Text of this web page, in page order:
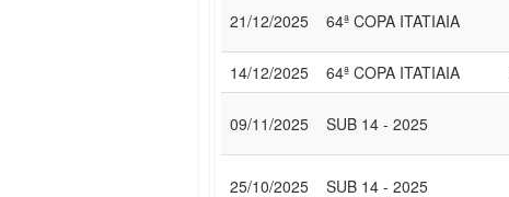
21/12/2025 64ª COPA ITATIAIA
14/12/2025
64ª COPA ITATIAIA
09/11/2025 SUB 14 - 2025
25/10/2025 SUB 14 - 2025